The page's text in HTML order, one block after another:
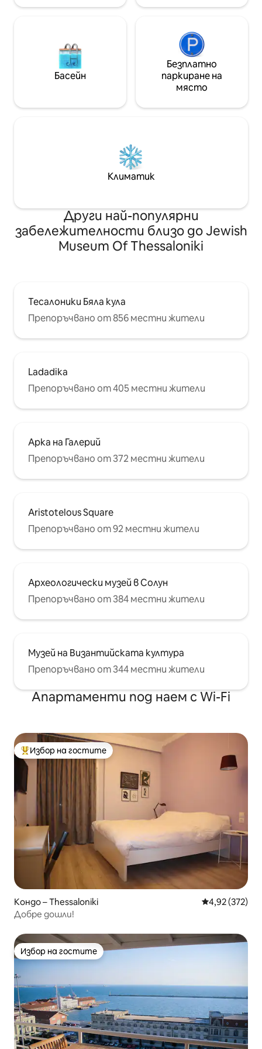
Басейн
Безплатно
паркиране на
място
Климатик
Други най-популярни
забележителности близо до Jewish
Museum Of Thessaloniki
Тесалоники Бяла кула
Препоръчвано от 856 местни жители
Ladadika
Препоръчвано от 405 местни жители
Арка на Галерий
Препоръчвано от 372 местни жители
Aristotelous Square
Препоръчвано от 92 местни жители
Археологически музей в Солун
Препоръчвано от 384 местни жители
Музей на Византийската култура
Препоръчвано от 344 местни жители
Апартаменти под наем с Wi-Fi
Най-популярен избор на гостите
Избор на гостите
Кондо – Thessaloniki Средна
4,92 (372)
Добре дошли!
Избор на гостите
Избор на гостите